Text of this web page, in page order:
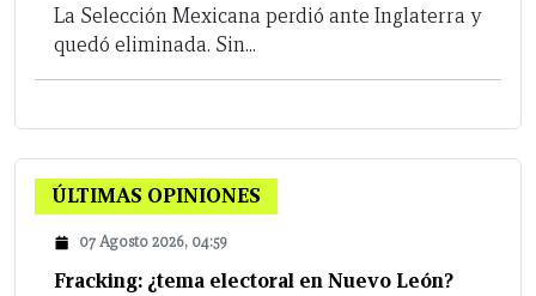
La Selección Mexicana perdió ante Inglaterra y
quedó eliminada. Sin...
ÚLTIMAS OPINIONES
07 Agosto 2026, 04:59
Fracking: ¿tema electoral en Nuevo León?